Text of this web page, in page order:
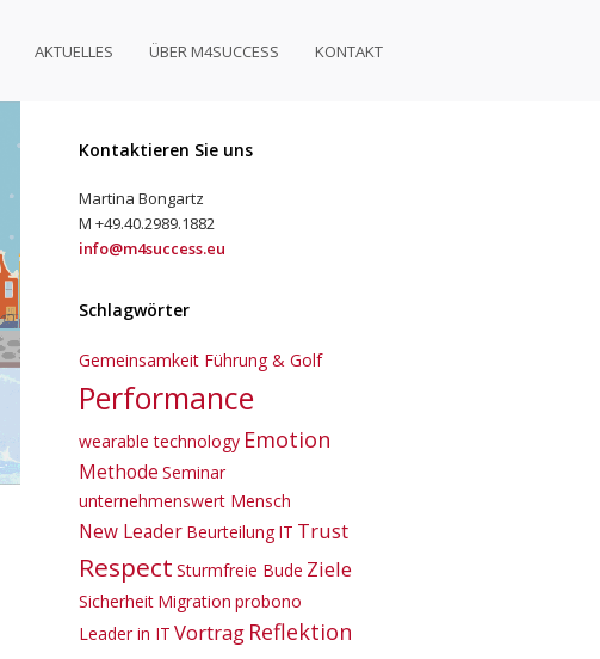
AKTUELLES ÜBER M4SUCCESS KONTAKT
Kontaktieren Sie uns
Martina Bongartz
M +49.40.2989.1882
info@m4success.eu
Schlagwörter
Gemeinsamkeit Führung & Golf
Performance
wearable technology Emotion
Methode Seminar
unternehmenswert Mensch
New Leader Beurteilung IT Trust
Respect Sturmfreie Bude Ziele
Sicherheit Migration probono
Leader in IT Vortrag Reflektion